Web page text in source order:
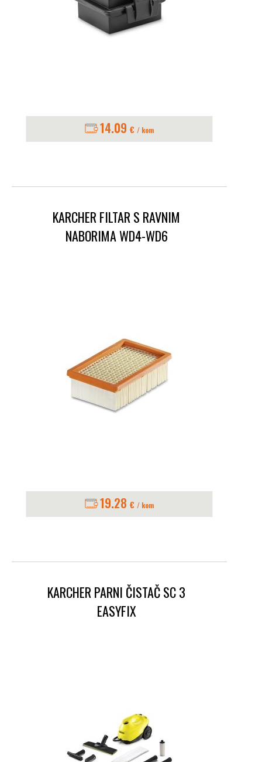
14.09 € / kom
KARCHER FILTAR S RAVNIM
NABORIMA WD4-WD6
19.28 € / kom
KARCHER PARNI ČISTAČ SC 3
EASYFIX